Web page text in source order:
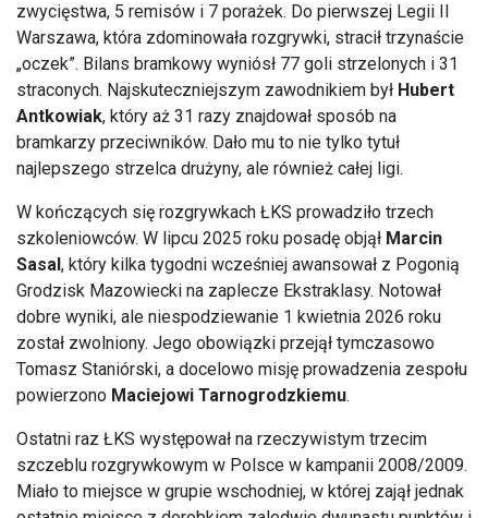
zwycięstwa, 5 remisów i 7 porażek. Do pierwszej Legii II
Warszawa, która zdominowała rozgrywki, stracił trzynaście
„oczek”. Bilans bramkowy wyniósł 77 goli strzelonych i 31
straconych. Najskuteczniejszym zawodnikiem był Hubert
Antkowiak, który aż 31 razy znajdował sposób na
bramkarzy przeciwników. Dało mu to nie tylko tytuł
najlepszego strzelca drużyny, ale również całej ligi.
W kończących się rozgrywkach ŁKS prowadziło trzech
szkoleniowców. W lipcu 2025 roku posadę objął Marcin
Sasal, który kilka tygodni wcześniej awansował z Pogonią
Grodzisk Mazowiecki na zaplecze Ekstraklasy. Notował
dobre wyniki, ale niespodziewanie 1 kwietnia 2026 roku
został zwolniony. Jego obowiązki przejął tymczasowo
Tomasz Staniórski, a docelowo misję prowadzenia zespołu
powierzono Maciejowi Tarnogrodzkiemu.
Ostatni raz ŁKS występował na rzeczywistym trzecim
szczeblu rozgrywkowym w Polsce w kampanii 2008/2009.
Miało to miejsce w grupie wschodniej, w której zajął jednak